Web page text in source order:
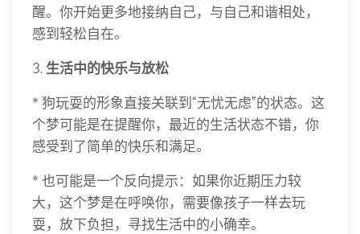
醒。你开始更多地接纳自己，与自己和谐相处，
感到轻松自在。
3. 生活中的快乐与放松
* 狗玩耍的形象直接关联到“无忧无虑”的状态。这
个梦可能是在提醒你，最近的生活状态不错，你
感受到了简单的快乐和满足。
* 也可能是一个反向提示：如果你近期压力较
大，这个梦是在呼唤你，需要像孩子一样去玩
耍，放下负担，寻找生活中的小确幸。